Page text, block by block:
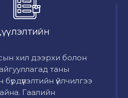
хил дээрхи болон
таны
үйлчилгээ
Гаалийн